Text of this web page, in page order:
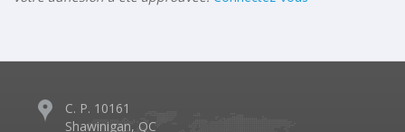
C. P. 10161
Shawinigan, QC